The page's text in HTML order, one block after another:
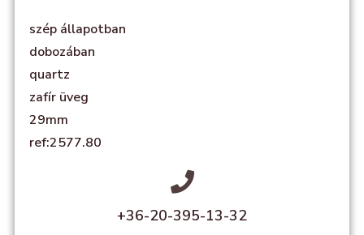
szép állapotban
dobozában
quartz
zafír üveg
29mm
ref:2577.80
+36-20-395-13-32